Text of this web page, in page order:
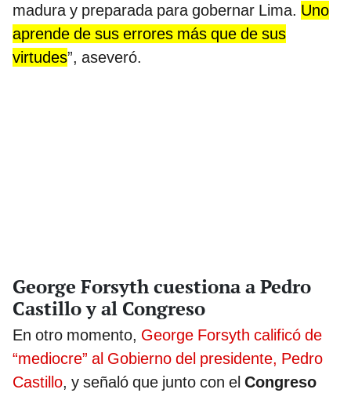
madura y preparada para gobernar Lima. Uno
aprende de sus errores más que de sus
virtudes”, aseveró.
George Forsyth cuestiona a Pedro
Castillo y al Congreso
En otro momento, George Forsyth calificó de
“mediocre” al Gobierno del presidente, Pedro
Castillo, y señaló que junto con el Congreso